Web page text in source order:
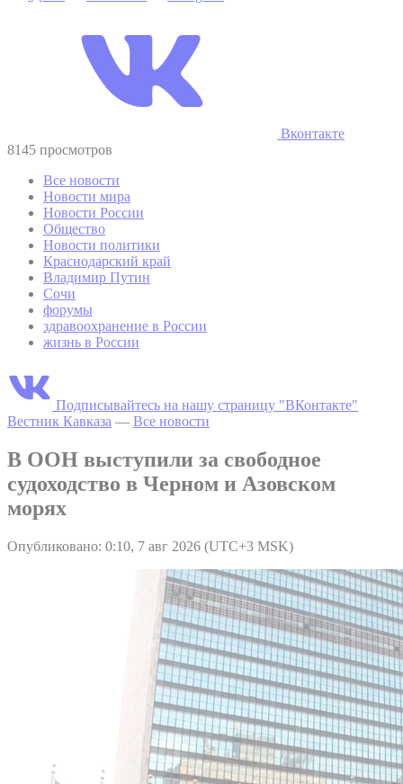
Вконтакте
8145 просмотров
Все новости
Новости мира
Новости России
Общество
Новости политики
Краснодарский край
Владимир Путин
Сочи
форумы
здравоохранение в России
жизнь в России
Подписывайтесь на нашу страницу "ВКонтакте"
Вестник Кавказа — Все новости
В ООН выступили за свободное
судоходство в Черном и Азовском
морях
Опубликовано: 0:10, 7 авг 2026 (UTC+3 MSK)